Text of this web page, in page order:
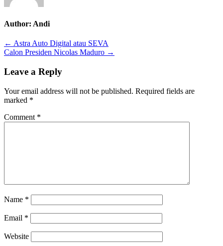
Author: Andi
Post
navigation
← Astra Auto Digital atau SEVA
Calon Presiden Nicolas Maduro →
Leave a Reply
Your email address will not be published. Required fields are
marked *
Comment *
Name *
Email *
Website